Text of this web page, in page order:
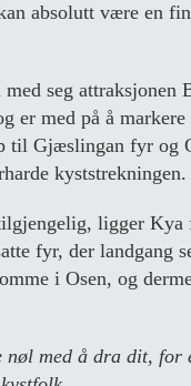
absolutt være en
seg attraksjonen
er med på å markere
til Gjæslingan fyr og
kyststrekningen.
ligger Kya
fyr, der landgang
i Osen, og
nøl med å dra dit, for